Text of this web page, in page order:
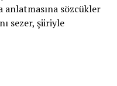
sözcükler
sezer, şiiriyle